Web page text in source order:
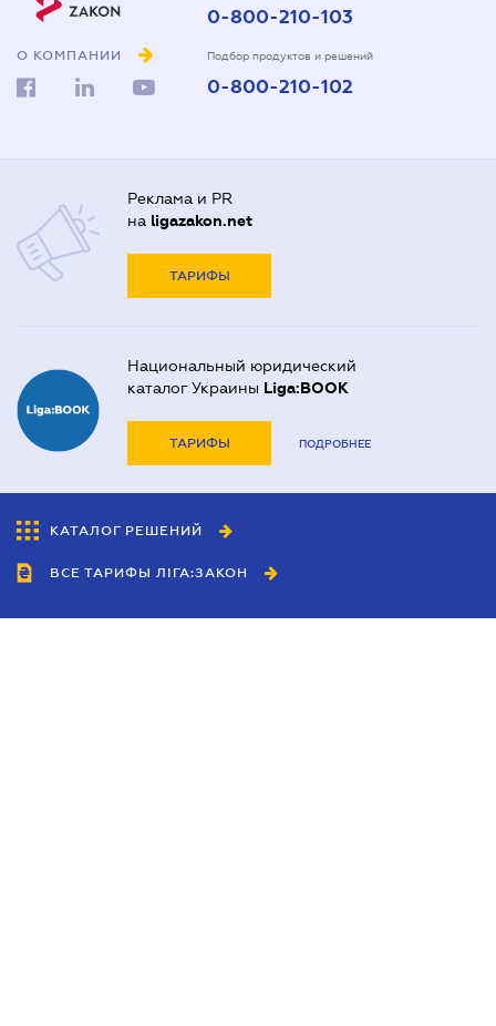
О КОМПАНИИ
0-800-210-103
Подбор продуктов и решений
0-800-210-102
Реклама и PR
на ligazakon.net
ТАРИФЫ
Национальный юридический
каталог Украины Liga:BOOK
ТАРИФЫ ПОДРОБНЕЕ
КАТАЛОГ РЕШЕНИЙ
ВСЕ ТАРИФЫ ЛІГА:ЗАКОН